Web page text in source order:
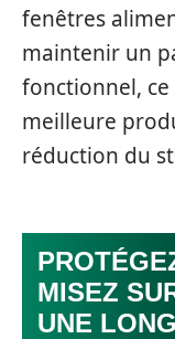
fenêtres
maintenir un
fonctionnel,
meilleure
réduction du
MISEZ
UNE